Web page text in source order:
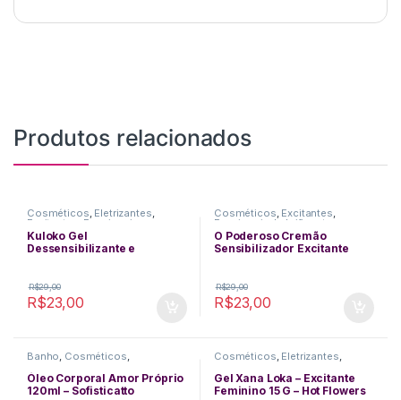
Produtos relacionados
Cosméticos, Eletrizantes,
Excitantes Funcionais
Lubrificantes
Anal
Kuloko Gel
Dessensibilizante e
R$23,00
R$29,00
Cosméticos, Excitantes,
Funcionais Lubrificantes
Massagem,Performance
Masculina
O Poderoso Cremão
Sensibilizador Excitante
R$23,00
R$29,00
Banho, Cosméticos,
Lubrificantes,Massagem,
Perfumes
Óleo Corporal Amor Próprio
120ml – Sofisticatto
Cosméticos, Eletrizantes,
Lubrificantes,Queima de
Estoque
Gel Xana Loka – Excitante
Feminino 15 G – Hot Flowers